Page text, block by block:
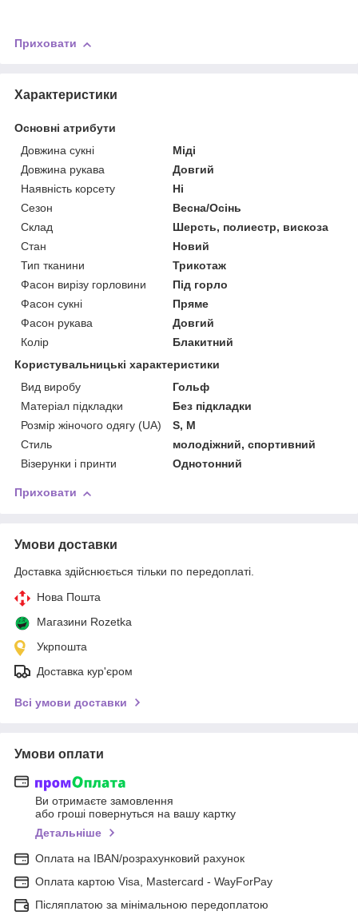
Приховати
Характеристики
Основні атрибути
Довжина сукні
Міді
Довжина рукава
Довгий
Наявність корсету
Ні
Сезон
Весна/Осінь
Склад
Шерсть, полиестр, вискоза
Стан
Новий
Тип тканини
Трикотаж
Фасон вирізу горловини
Під горло
Фасон сукні
Пряме
Фасон рукава
Довгий
Колір
Блакитний
Користувальницькі характеристики
Вид виробу
Гольф
Матеріал підкладки
Без підкладки
Розмір жіночого одягу (UA)
S, M
Стиль
молодіжний, спортивний
Візерунки і принти
Однотонний
Приховати
Умови доставки
Доставка здійснюється тільки по передоплаті.
Нова Пошта
Магазини Rozetka
Укрпошта
Доставка кур'єром
Всі умови доставки
Умови оплати
Ви отримаєте замовлення
або гроші повернуться на вашу картку
Детальніше
Оплата на IBAN/розрахунковий рахунок
Оплата картою Visa, Mastercard - WayForPay
Післяплатою за мінімальною передоплатою